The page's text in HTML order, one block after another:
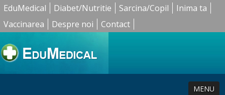
EduMedical Diabet/Nutritie Sarcina/Copil
Inima ta
Vaccinarea
Despre noi Contact
MENU